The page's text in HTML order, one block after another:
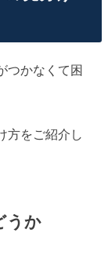
つかなくて困
方をご紹介し
うか